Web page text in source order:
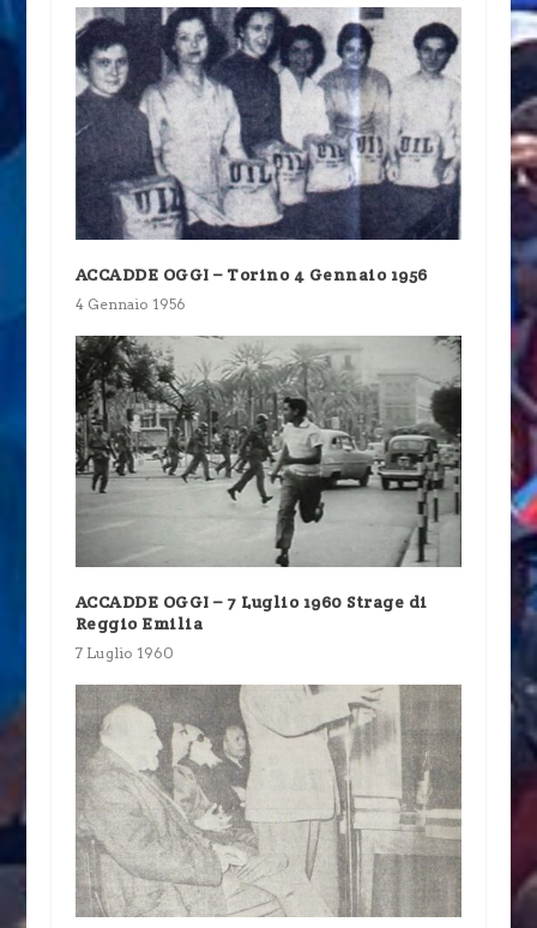
ACCADDE OGGI – Torino 4 Gennaio 1956
4 Gennaio 1956
ACCADDE OGGI – 7 Luglio 1960 Strage di
Reggio Emilia
7 Luglio 1960